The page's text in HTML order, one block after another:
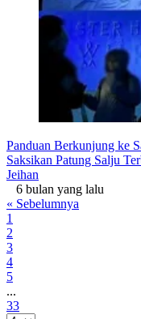
Panduan Berkunjung ke
Saksikan Patung Salju
Jeihan
6 bulan yang lalu
« Sebelumnya
1
2
3
4
5
...
33